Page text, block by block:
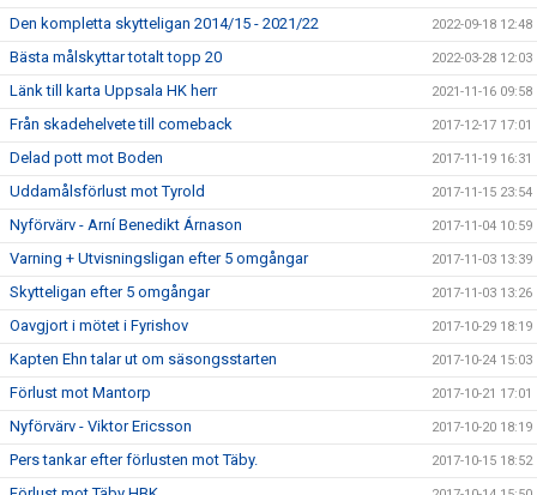
Den kompletta skytteligan 2014/15 - 2021/22 2022-09-18 12:48
Bästa målskyttar totalt topp 20 2022-03-28 12:03
Länk till karta Uppsala HK herr 2021-11-16 09:58
Från skadehelvete till comeback 2017-12-17 17:01
Delad pott mot Boden 2017-11-19 16:31
Uddamålsförlust mot Tyrold 2017-11-15 23:54
Nyförvärv - Arní Benedikt Árnason 2017-11-04 10:59
Varning + Utvisningsligan efter 5 omgångar 2017-11-03 13:39
Skytteligan efter 5 omgångar 2017-11-03 13:26
Oavgjort i mötet i Fyrishov 2017-10-29 18:19
Kapten Ehn talar ut om säsongsstarten 2017-10-24 15:03
Förlust mot Mantorp 2017-10-21 17:01
Nyförvärv - Viktor Ericsson 2017-10-20 18:19
Pers tankar efter förlusten mot Täby. 2017-10-15 18:52